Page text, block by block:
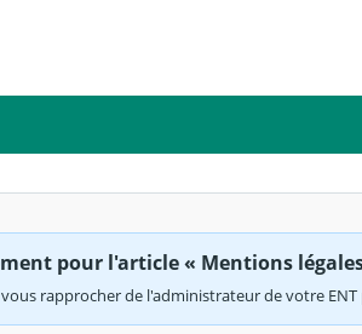
pour l'article « Mentions
rapprocher de l'administrateur de votre